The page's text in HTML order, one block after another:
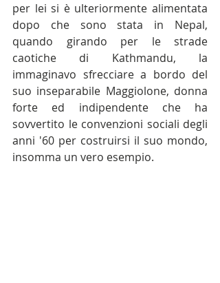
per lei si è ulteriormente alimentata
dopo che sono stata in Nepal,
quando girando per le strade
caotiche di Kathmandu, la
immaginavo sfrecciare a bordo del
suo inseparabile Maggiolone, donna
forte ed indipendente che ha
sovvertito le convenzioni sociali degli
anni '60 per costruirsi il suo mondo,
insomma un vero esempio.